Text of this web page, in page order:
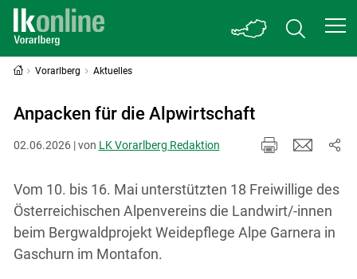
Vorarlberg Aktuelles
Anpacken für die Alpwirtschaft
02.06.2026 | von LK Vorarlberg Redaktion
Vom 10. bis 16. Mai unterstützten 18 Freiwillige des
Österreichischen Alpenvereins die Landwirt/-innen
beim Bergwaldprojekt Weidepflege Alpe Garnera in
Gaschurn im Montafon.